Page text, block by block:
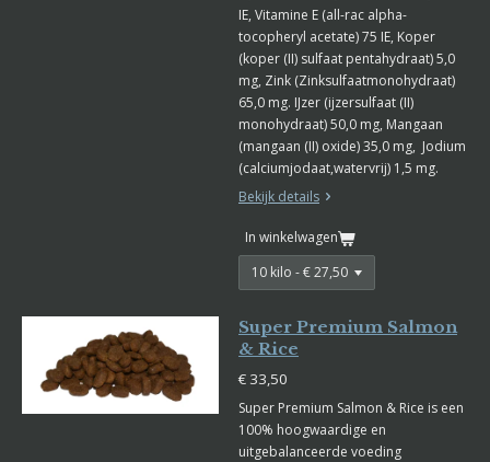
IE, Vitamine E (all-rac alpha-
tocopheryl acetate) 75 IE, Koper
(koper (II) sulfaat pentahydraat) 5,0
mg, Zink (Zinksulfaatmonohydraat)
65,0 mg. IJzer (ijzersulfaat (II)
monohydraat) 50,0 mg, Mangaan
(mangaan (II) oxide) 35,0 mg, Jodium
(calciumjodaat,watervrij) 1,5 mg.
Bekijk details
In winkelwagen
Super Premium Salmon
& Rice
€ 33,50
Super Premium Salmon & Rice is een
100% hoogwaardige en
uitgebalanceerde voeding